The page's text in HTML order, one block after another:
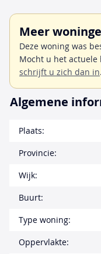
Meer
Deze woning was
Mocht u het
schrijft u zich dan in.
Algemene
Plaats:
Provincie:
Wijk:
Buurt:
Type woning:
Oppervlakte: